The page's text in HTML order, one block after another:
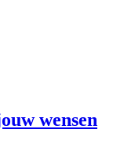
wensen